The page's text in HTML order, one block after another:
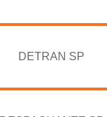
DETRAN SP